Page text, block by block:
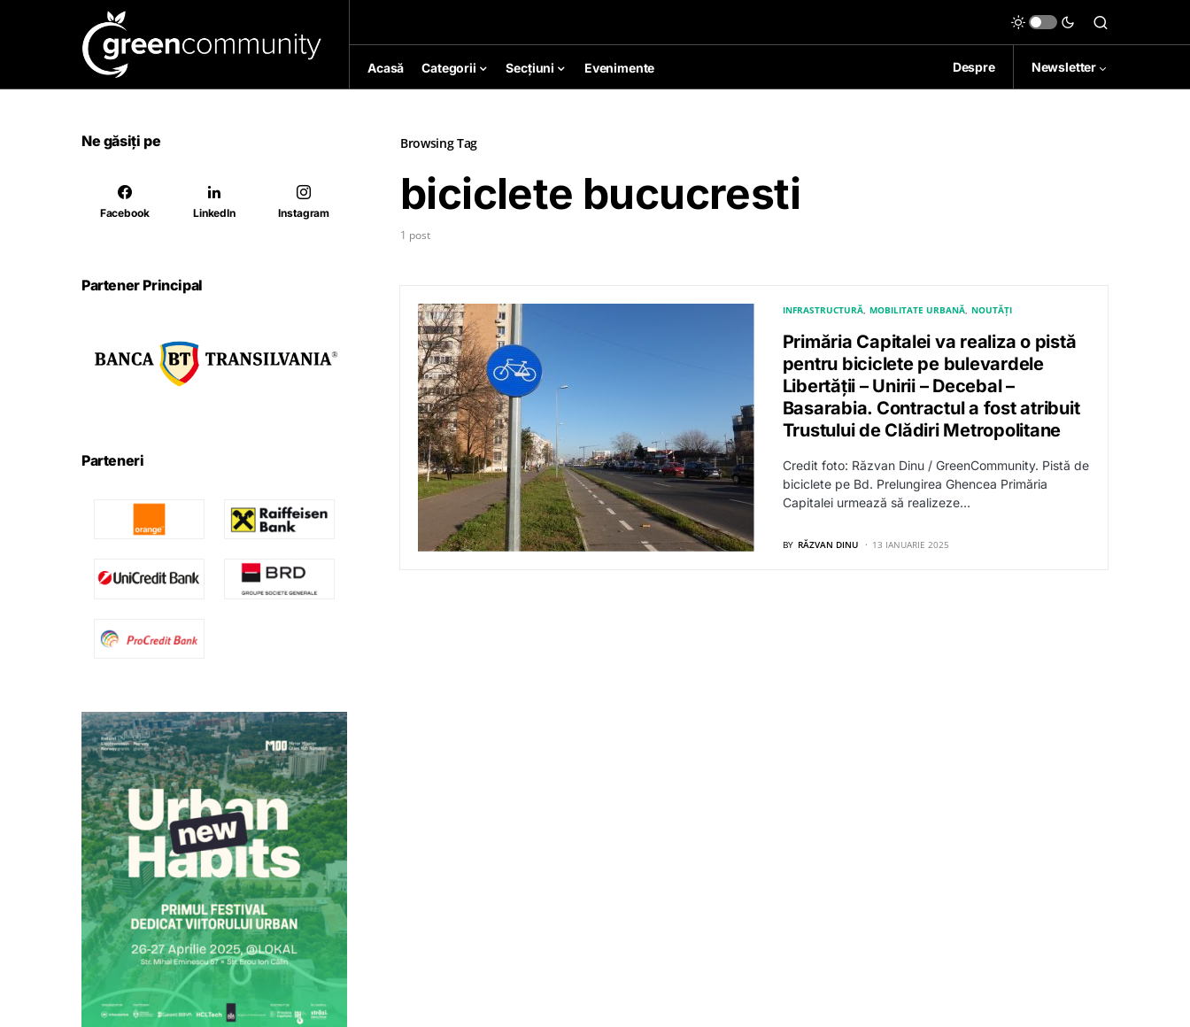
Acasă Categorii Secțiuni Evenimente Despre Newsletter
Browsing Tag
biciclete bucucresti
1 post
INFRASTRUCTURĂ MOBILITATE URBANĂ NOUTĂȚI
Primăria Capitalei va realiza o pistă
pentru biciclete pe bulevardele
Libertății – Unirii – Decebal –
Basarabia. Contractul a fost atribuit
Trustului de Clădiri Metropolitane
Credit foto: Răzvan Dinu / GreenCommunity. Pistă de
biciclete pe Bd. Prelungirea Ghencea Primăria
Capitalei urmează să realizeze…
BY RĂZVAN DINU 13 IANUARIE 2025
Ne găsiți pe
Facebook LinkedIn Instagram
Partener Principal
Parteneri